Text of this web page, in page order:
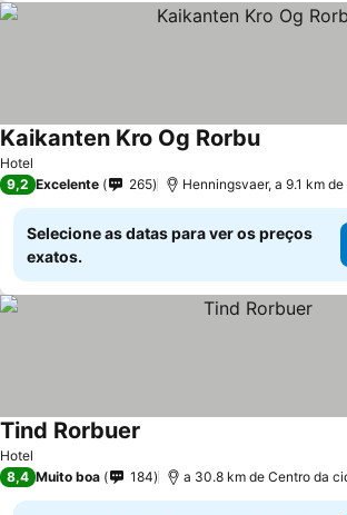
Hotel
Kaikanten Kro Og RorbuVer preços
9,2 Excelente 265 Henningsvaer, a 9.1 km
Selecione as datas para ver os preços
exatos.
Hotel
Tind Rorbuer
8,4 Muito boa 184 a 30.8 km de Centro da